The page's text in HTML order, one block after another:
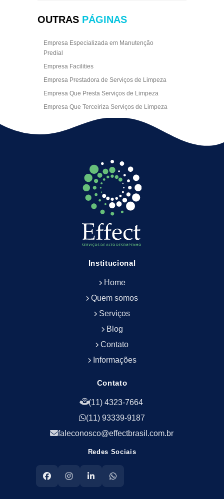
OUTRAS PÁGINAS
Empresa Especializada em Manutenção
Predial
Empresa Facilities
Empresa Prestadora de Serviços de Limpeza
Empresa Que Presta Serviços de Limpeza
Empresa Que Terceiriza Serviços de Limpeza
Empresa Terceirizada de Portaria
Empresa de Facilities
Empresa de Limpeza Empresarial
Empresa de Limpeza Predial
Empresa de Limpeza Predial Terceirizada
Empresa de Limpeza de Escritório
Empresa de Limpeza de Fachada
Empresa de Limpeza de Fachadas
Empresa de Limpeza e Conservação Predial
Empresa de Portaria e Controlador de Acesso
Empresa de Portaria e Limpeza
Empresa de Serviços Terceirizados
Empresa de Terceirização de Portaria
Empresa de Terceirização de Serviços de
Empresa de Terceirização de Serviços de
Empresa de Zeladoria e Portaria
Empresas Terceirizadas Recepção
Empresas de Jardinagem para Condomínios
Jardinagem para Empresa
Institucional
Home
Quem somos
Serviços
Blog
Contato
Informações
Contato
(11) 4323-7664
(11) 93339-9187
faleconosco@effectbrasil.com.br
Redes Sociais